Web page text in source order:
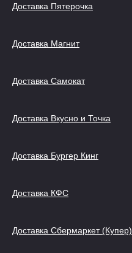
Доставка Пятерочка
Доставка Магнит
Доставка Самокат
Доставка Вкусно и Точка
Доставка Бургер Кинг
Доставка КФС
Доставка Сбермаркет (Купер)